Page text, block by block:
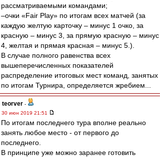
рассматриваемыми командами;
–очки «Fair Play» по итогам всех матчей (за
каждую желтую карточку – минус 1 очко, за
красную – минус 3, за прямую красную – минус
4, желтая и прямая красная – минус 5.).
В случае полного равенства всех
вышеперечисленных показателей
распределение итоговых мест команд, занятых
по итогам Турнира, определяется жребием...
teorver -
30 июн 2019 21:51
По итогам последнего тура вполне реально
занять любое место - от первого до
последнего.
В принципе уже можно заранее готовить